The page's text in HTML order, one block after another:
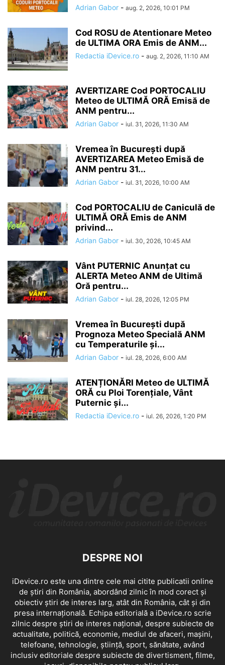
Adrian Gabor - aug. 2, 2026, 10:01 PM
Cod ROSU de Atentionare Meteo
de ULTIMA ORA Emis de ANM...
Redactia iDevice.ro - aug. 2, 2026, 11:10 AM
AVERTIZARE Cod PORTOCALIU
Meteo de ULTIMĂ ORĂ Emisă de
ANM pentru...
Adrian Gabor - iul. 31, 2026, 11:30 AM
Vremea în București după
AVERTIZAREA Meteo Emisă de
ANM pentru 31...
Adrian Gabor - iul. 31, 2026, 10:00 AM
Cod PORTOCALIU de Caniculă de
ULTIMĂ ORĂ Emis de ANM
privind...
Adrian Gabor - iul. 30, 2026, 10:45 AM
Vânt PUTERNIC Anunțat cu
ALERTA Meteo ANM de Ultimă
Oră pentru...
Adrian Gabor - iul. 28, 2026, 12:05 PM
Vremea în București după
Prognoza Meteo Specială ANM
cu Temperaturile și...
Adrian Gabor - iul. 28, 2026, 6:00 AM
ATENȚIONĂRI Meteo de ULTIMĂ
ORĂ cu Ploi Torențiale, Vânt
Puternic și...
Redactia iDevice.ro - iul. 26, 2026, 1:20 PM
DESPRE NOI
iDevice.ro este una dintre cele mai citite publicatii online
de știri din România, abordând zilnic în mod corect și
obiectiv știri de interes larg, atât din România, cât și din
presa internațională. Echipa editorială a iDevice.ro scrie
zilnic despre știri de interes național, despre subiecte de
actualitate, politică, economie, mediul de afaceri, mașini,
telefoane, tehnologie, știință, sport, sănătate, având
inclusiv editoriale despre subiecte de divertisment, filme,